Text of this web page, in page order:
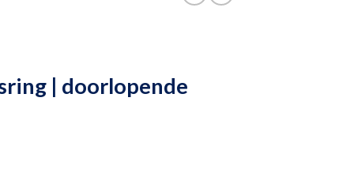
| doorlopende